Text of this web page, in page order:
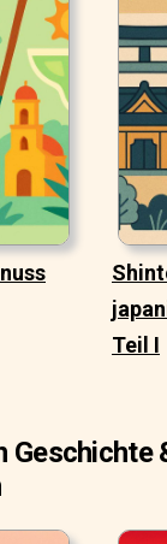
Teil I
Geschichte